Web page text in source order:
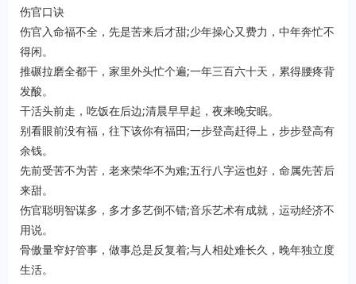
伤官口诀
伤官入命福不全，先是苦来后才甜;少年操心又费力，中年奔忙不
得闲。
推碾拉磨全都干，家里外头忙个遍;一年三百六十天，累得腰疼背
发酸。
干活头前走，吃饭在后边;清晨早早起，夜来晚安眠。
别看眼前没有福，往下该你有福田;一步登高赶得上，步步登高有
余钱。
先前受苦不为苦，老来荣华不为难;五行八字运也好，命属先苦后
来甜。
伤官聪明智谋多，多才多艺倒不错;音乐艺术有成就，运动经济不
用说。
骨傲量窄好管事，做事总是反复着;与人相处难长久，晚年独立度
生活。